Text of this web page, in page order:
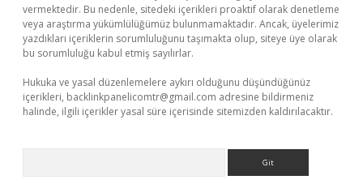
vermektedir. Bu nedenle, sitedeki içerikleri proaktif olarak denetleme
veya araştırma yükümlülüğümüz bulunmamaktadır. Ancak, üyelerimiz
yazdıkları içeriklerin sorumluluğunu taşımakta olup, siteye üye olarak
bu sorumluluğu kabul etmiş sayılırlar.
Hukuka ve yasal düzenlemelere aykırı olduğunu düşündüğünüz
içerikleri, backlinkpanelicomtr@gmail.com adresine bildirmeniz
halinde, ilgili içerikler yasal süre içerisinde sitemizden kaldırılacaktır.